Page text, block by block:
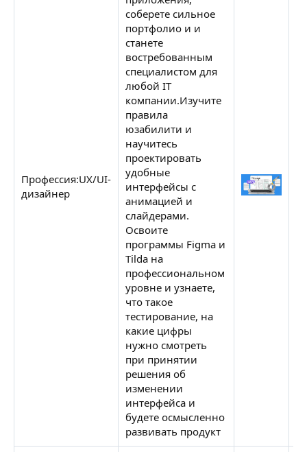
Профессия:UX/UI-
дизайнер
соберете сильное
портфолио и и
станете
востребованным
специалистом для
любой IT
компании.Изучите
правила
юзабилити и
научитесь
проектировать
удобные
интерфейсы с
анимацией и
слайдерами.
Освоите
программы Figma и
Tilda на
профессиональном
уровне и узнаете,
что такое
тестирование, на
какие цифры
нужно смотреть
при принятии
решения об
изменении
интерфейса и
будете осмысленно
развивать продукт